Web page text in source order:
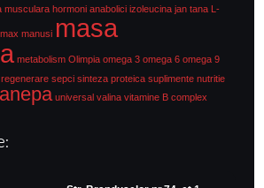
musculara hormoni anabolici izoleucina jan tana L-
manusi masa
metabolism Olimpia omega 3 omega 6 omega 9
regenerare sepci sinteza proteica suplimente nutritie
universal valina vitamine B complex